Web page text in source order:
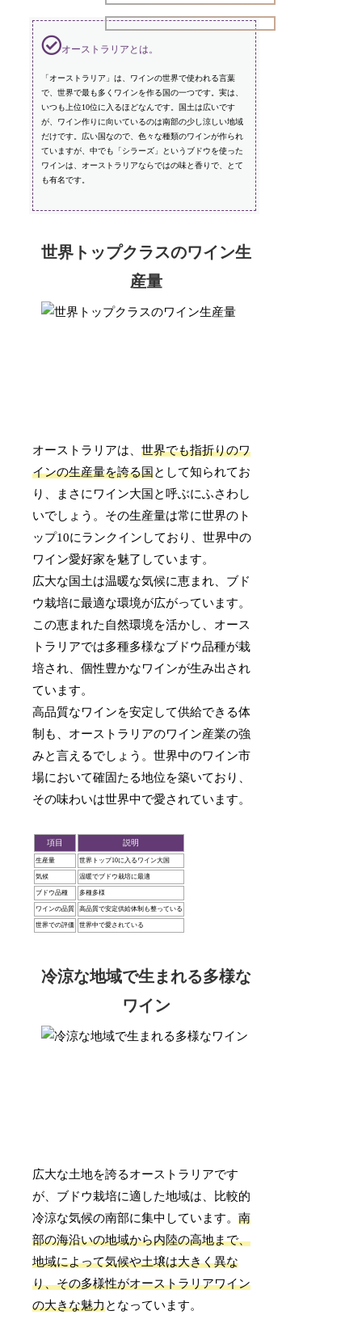
オーストラリアとは。
「オーストラリア」は、ワインの世界で使われる言葉
で、世界で最も多くワインを作る国の一つです。実は、
いつも上位10位に入るほどなんです。国土は広いです
が、ワイン作りに向いているのは南部の少し涼しい地域
だけです。広い国なので、色々な種類のワインが作られ
ていますが、中でも「シラーズ」というブドウを使った
ワインは、オーストラリアならではの味と香りで、とて
も有名です。
世界トップクラスのワイン生
産量
オーストラリアは、世界でも指折りのワ
インの生産量を誇る国として知られてお
り、まさにワイン大国と呼ぶにふさわし
いでしょう。その生産量は常に世界のト
ップ10にランクインしており、世界中の
ワイン愛好家を魅了しています。
広大な国土は温暖な気候に恵まれ、ブド
ウ栽培に最適な環境が広がっています。
この恵まれた自然環境を活かし、オース
トラリアでは多種多様なブドウ品種が栽
培され、個性豊かなワインが生み出され
ています。
高品質なワインを安定して供給できる体
制も、オーストラリアのワイン産業の強
みと言えるでしょう。世界中のワイン市
場において確固たる地位を築いており、
その味わいは世界中で愛されています。
項目 説明
生産量 世界トップ10に入るワイン大国
気候 温暖でブドウ栽培に最適
ブドウ品種 多種多様
ワインの品質 高品質で安定供給体制も整っている
世界での評価 世界中で愛されている
冷涼な地域で生まれる多様な
ワイン
広大な土地を誇るオーストラリアです
が、ブドウ栽培に適した地域は、比較的
冷涼な気候の南部に集中しています。南
部の海沿いの地域から内陸の高地まで、
地域によって気候や土壌は大きく異な
り、その多様性がオーストラリアワイン
の大きな魅力となっています。